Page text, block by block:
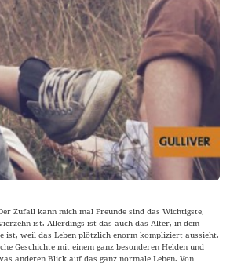
Zufall kann mich mal Freunde sind das Wichtigste,
ist. Allerdings ist das auch das Alter, in dem
ist, weil das Leben plötzlich enorm kompliziert aussieht.
Geschichte mit einem ganz besonderen Helden und
anderen Blick auf das ganz normale Leben. Von